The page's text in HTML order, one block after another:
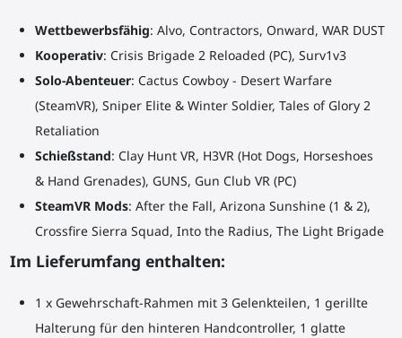
Wettbewerbsfähig: Alvo, Contractors, Onward, WAR DUST
Kooperativ: Crisis Brigade 2 Reloaded (PC), Surv1v3
Solo-Abenteuer: Cactus Cowboy - Desert Warfare
(SteamVR), Sniper Elite & Winter Soldier, Tales of Glory 2
Retaliation
Schießstand: Clay Hunt VR, H3VR (Hot Dogs, Horseshoes
& Hand Grenades), GUNS, Gun Club VR (PC)
SteamVR Mods: After the Fall, Arizona Sunshine (1 & 2),
Crossfire Sierra Squad, Into the Radius, The Light Brigade
Im Lieferumfang enthalten:
1 x Gewehrschaft-Rahmen mit 3 Gelenkteilen, 1 gerillte
Halterung für den hinteren Handcontroller, 1 glatte